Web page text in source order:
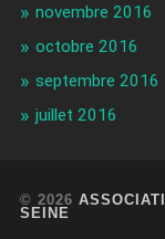
novembre 2016
octobre 2016
septembre 2016
juillet 2016
© 2026
SEINE